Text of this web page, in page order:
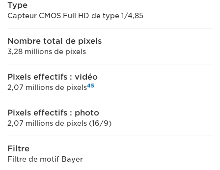
Type
Capteur CMOS Full HD de type 1/4,85
Nombre total de pixels
3,28 millions de pixels
Pixels effectifs : vidéo
2,07 millions de pixels45
Pixels effectifs : photo
2,07 millions de pixels (16/9)
Filtre
Filtre de motif Bayer